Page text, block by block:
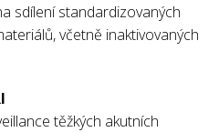
sdílení standardizovaných
včetně inaktivovaných
těžkých akutních